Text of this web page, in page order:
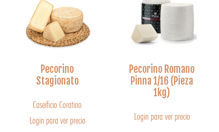
Pecorino
Stagionato
Caseificio Coratino
Login para ver precio
Pecorino Romano
Pinna 1/16 (Pieza
1kg)
Login para ver precio